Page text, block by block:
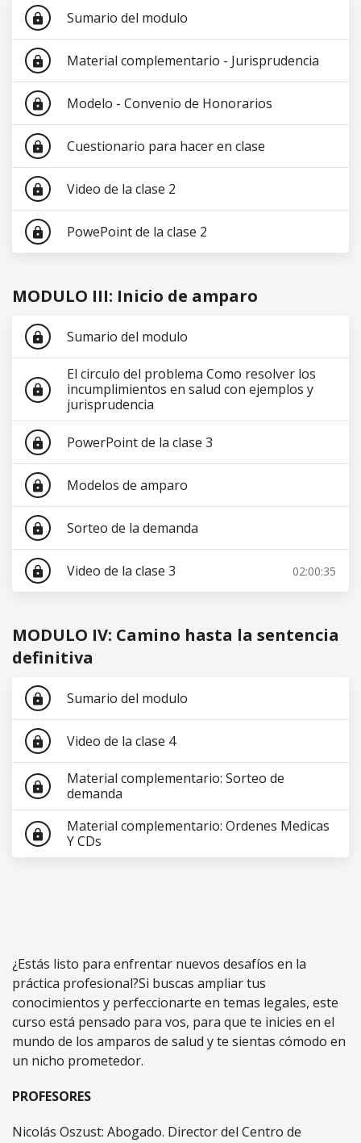
lock Sumario del modulo
lock Material complementario - Jurisprudencia
lock Modelo - Convenio de Honorarios
lock Cuestionario para hacer en clase
lock Video de la clase 2
lock PowePoint de la clase 2
MODULO III: Inicio de amparo
lock Sumario del modulo
lock
El circulo del problema Como resolver los
incumplimientos en salud con ejemplos y
jurisprudencia
lock PowerPoint de la clase 3
lock Modelos de amparo
lock Sorteo de la demanda
lock Video de la clase 3 02:00:35
MODULO IV: Camino hasta la sentencia
definitiva
lock Sumario del modulo
lock Video de la clase 4
lock
Material complementario: Sorteo de
demanda
lock
Material complementario: Ordenes Medicas
Y CDs
¿Estás listo para enfrentar nuevos desafíos en la
práctica profesional?Si buscas ampliar tus
conocimientos y perfeccionarte en temas legales, este
curso está pensado para vos, para que te inicies en el
mundo de los amparos de salud y te sientas cómodo en
un nicho prometedor.
PROFESORES
Nicolás Oszust: Abogado. Director del Centro de